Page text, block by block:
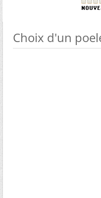
Choix d'un